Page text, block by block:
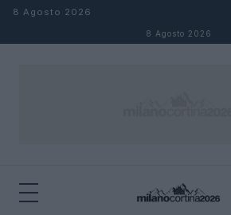
Salta al contenuto
8 Agosto 2026
8 Agosto 2026